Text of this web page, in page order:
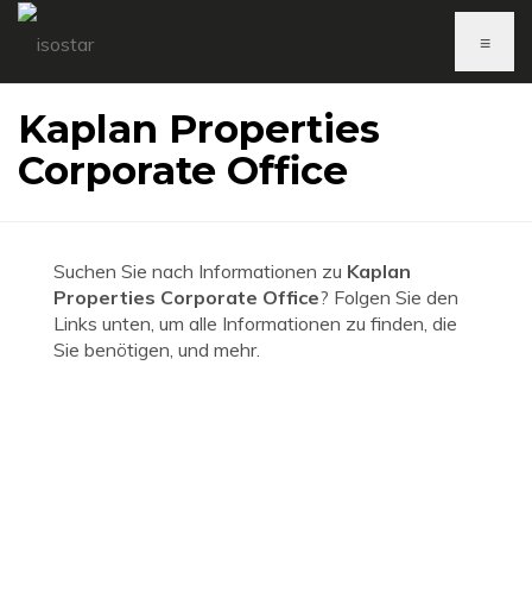
≡
Kaplan Properties
Corporate Office
Suchen Sie nach Informationen zu Kaplan
Properties Corporate Office? Folgen Sie den
Links unten, um alle Informationen zu finden, die
Sie benötigen, und mehr.